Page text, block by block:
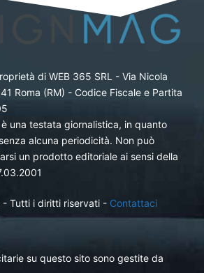
di WEB 365 SRL - Via Nicola
Roma (RM) - Codice Fiscale e Partita
una testata giornalistica, in quanto
alcuna periodicità. Non può
un prodotto editoriale ai sensi della
Tutti i diritti riservati - Contattaci
su questo sito sono gestite da